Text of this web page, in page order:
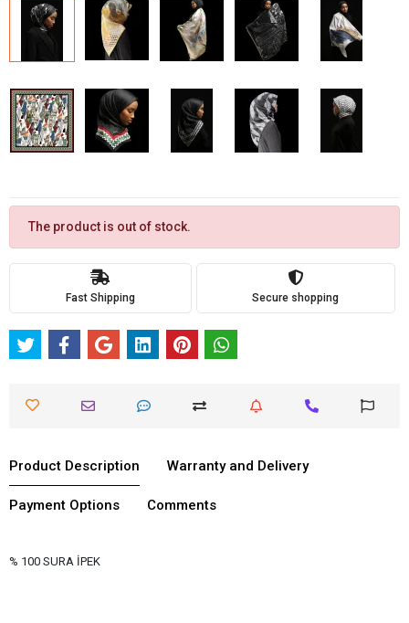
The product is out of stock.
Fast Shipping Secure shopping
Product Description Warranty and Delivery
Payment Options Comments
% 100 SURA İPEK